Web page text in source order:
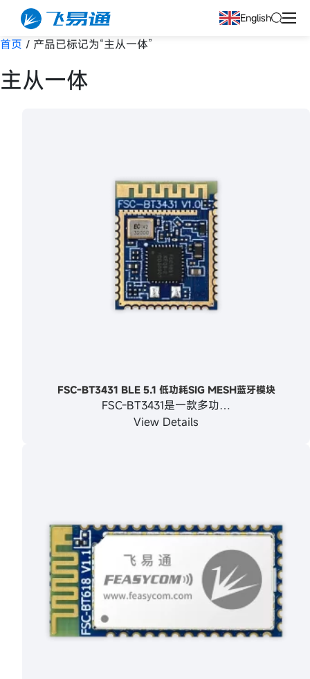
English
首页 / 产品已标记为“主从一体”
主从一体
FSC-BT3431 BLE 5.1 低功耗SIG MESH蓝牙模块
FSC-BT3431是一款多功…
View Details